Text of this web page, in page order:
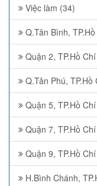
Việc làm (34)
Q.Tân Bình,
Quận 2, TP.Hồ
Q.Tân Phú, TP.Hồ
Quận 5, TP.Hồ
Quận 7, TP.Hồ
Quận 9, TP.Hồ
H.Bình Chánh,